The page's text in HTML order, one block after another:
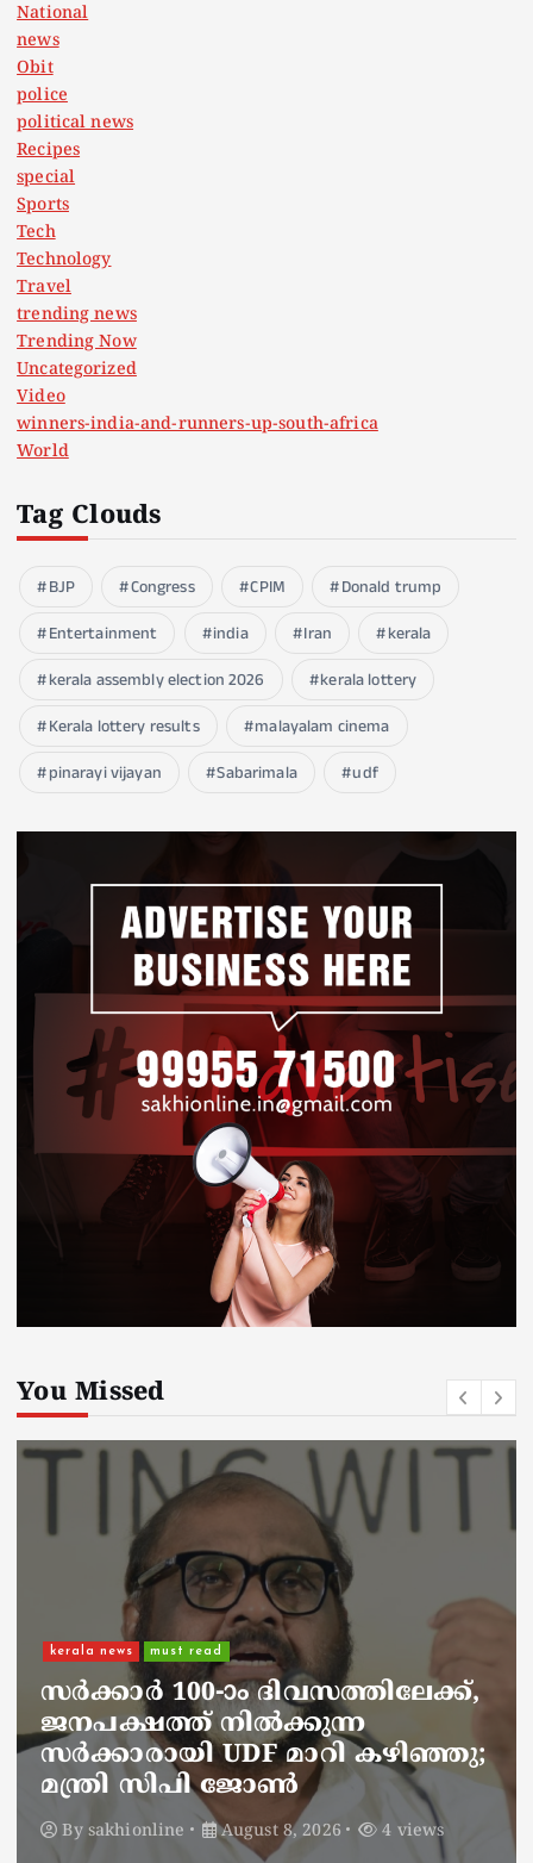
National
news
Obit
police
political news
Recipes
special
Sports
Tech
Technology
Travel
trending news
Trending Now
Uncategorized
Video
winners-india-and-runners-up-south-africa
World
Tag Clouds
BJP Congress CPIM
Donald trump
Entertainment
india Iran
kerala
kerala assembly election 2026
kerala lottery
Kerala lottery results
malayalam cinema
pinarayi vijayan
Sabarimala udf
You Missed
നാടെങ്ങും പൊലീസ് തിരയുന്നു,
ചായകുടിക്കാൻ എടപ്പാളിലെത്തി
അർജുൻ ആയങ്കി;
സഞ്ചരിക്കുന്നത് വാഹനങ്ങൾ
മാറ്റി
By sakhionline August 8, 2026 6 views